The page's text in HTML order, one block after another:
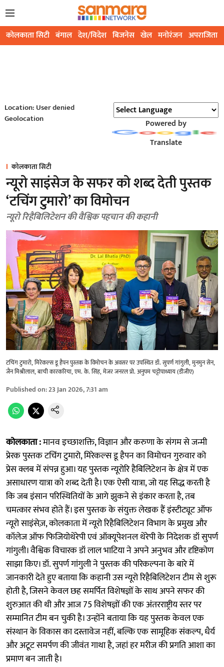
कोलकाता सिटी बंगाल देश/विदेश बिजनेस खेल मनोरंजन अपराजिता
Location: User denied
Geolocation
Powered by
Translate
कोलकाता सिटी
न्यूरो साइंसेज के सफर को शब्द देती पुस्तक
‘टचिंग टुमारो’ का विमोचन
न्यूरो रिहैबिलिटेशन की वैश्विक पहचान की कहानी
टचिंग टुमारो, मिरेकल्स डू हैपन पुस्तक के विमोचन के अवसर पर उपस्थित डॉ. सुपर्ण गांगुली, मुनमुन सेन,
जैन मिश्रीलाल, बाची कारकरिया, एम. के. सिंह, मेजर जनरल प्रो. अनुपम चट्टोपाध्याय (डीजीए)
Published on:23 Jan 2026, 7:31 am
कोलकाता :मानव इच्छाशक्ति, विज्ञान और करुणा के संगम से जन्मी
प्रेरक पुस्तक टचिंग टुमारो, मिरेकल्स डू हैपन का विमोचन गुरुवार को
प्रेस क्लब में संपन्न हुआ। यह पुस्तक न्यूरोरि हैबिलिटेशन के क्षेत्र में एक
असाधारण यात्रा को शब्द देती है। एक ऐसी यात्रा, जो यह सिद्ध करती है
कि जब इंसान परिस्थितियों के आगे झुकने से इंकार करता है, तब
चमत्कार संभव होते हैं। इस पुस्तक के संयुक्त लेखक हैं इंस्टीट्यूट ऑफ
न्यूरो साइंसेज़, कोलकाता में न्यूरो रिहैबिलिटेशन विभाग के प्रमुख और
कॉलेज ऑफ फिजियोथेरेपी एवं ऑक्यूपेशनल थेरेपी के निदेशक डॉ सुपर्ण
गांगुली। वैश्विक विचारक डॉ लाल भाटिया ने अपने अनुभव और दृष्टिकोण
साझा किए। डॉ. सुपर्ण गांगुली ने पुस्तक की परिकल्पना के बारे में
जानकारी देते हुए बताया कि कहानी उस न्यूरो रिहैबिलिटेशन टीम से शुरू
होती है, जिसने केवल छह समर्पित विशेषज्ञों के साथ अपने सफर की
शुरुआत की थी और आज 75 विशेषज्ञों की एक अंतरराष्ट्रीय स्तर पर
सम्मानित टीम बन चुकी है। उन्होंने बताया कि यह पुस्तक केवल एक
संस्थान के विकास का दस्तावेज नहीं, बल्कि एक सामूहिक संकल्प, धैर्य
और अटूट समर्पण की जीवंत गाथा है, जहां हर मरीज की प्रगति आशा का
प्रमाण बन जाती है।